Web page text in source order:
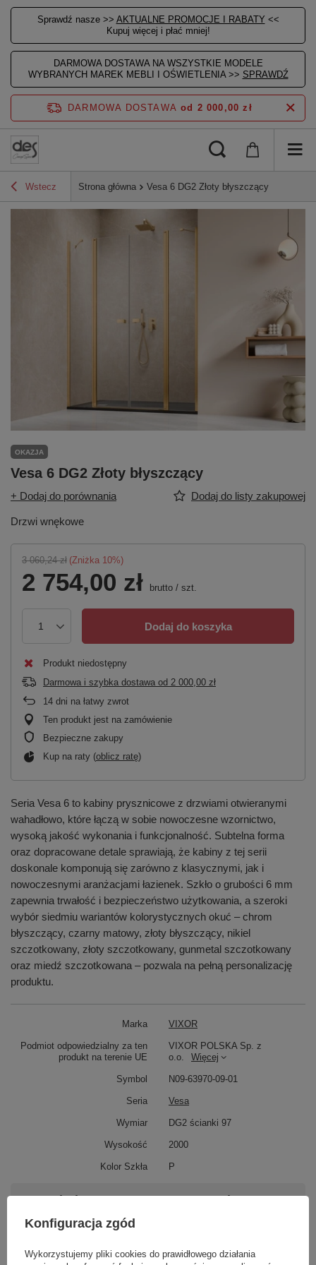
Sprawdź nasze >> AKTUALNE PROMOCJE I RABATY <<
Kupuj więcej i płać mniej!
DARMOWA DOSTAWA NA WSZYSTKIE MODELE
WYBRANYCH MAREK MEBLI I OŚWIETLENIA >> SPRAWDŹ
DARMOWA DOSTAWA od 2 000,00 zł
Wstecz Strona główna Vesa 6 DG2 Złoty błyszczący
OKAZJA
Vesa 6 DG2 Złoty błyszczący
+ Dodaj do porównania Dodaj do listy zakupowej
Drzwi wnękowe
3 060,24 zł (Zniżka 10%)
2 754,00 zł brutto / szt.
Dodaj do koszyka
Produkt niedostępny
Darmowa i szybka dostawa od 2 000,00 zł
14 dni na łatwy zwrot
Ten produkt jest na zamówienie
Bezpieczne zakupy
Kup na raty (oblicz ratę)
Seria Vesa 6 to kabiny prysznicowe z drzwiami otwieranymi
wahadłowo, które łączą w sobie nowoczesne wzornictwo,
wysoką jakość wykonania i funkcjonalność. Subtelna forma
oraz dopracowane detale sprawiają, że kabiny z tej serii
doskonale komponują się zarówno z klasycznymi, jak i
nowoczesnymi aranżacjami łazienek. Szkło o grubości 6 mm
zapewnia trwałość i bezpieczeństwo użytkowania, a szeroki
wybór siedmiu wariantów kolorystycznych okuć – chrom
błyszczący, czarny matowy, złoty błyszczący, nikiel
szczotkowany, złoty szczotkowany, gunmetal szczotkowany
oraz miedź szczotkowana – pozwala na pełną personalizację
produktu.
Marka VIXOR
Podmiot odpowiedzialny za ten
produkt na terenie UE
VIXOR POLSKA Sp. z
o.o.
Więcej
Symbol N09-63970-09-01
Seria Vesa
Wymiar DG2 ścianki 97
Wysokość 2000
Kolor Szkła P
Potrzebujesz pomocy? Masz pytania?
Zadaj pytanie a my odpowiemy niezwłocznie,
najciekawsze pytania i odpowiedzi publikując
Konfiguracja zgód
Wykorzystujemy pliki cookies do prawidłowego działania